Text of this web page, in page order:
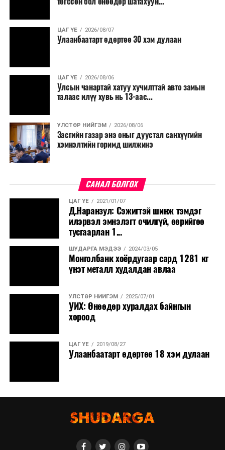
салбар бүрдээ урсгал зардлыг 20 хувиар бууруулах,
нөхөн томилгоо хийхгүй байх, аялал, амралт, зугаалга,
хамт олны урлаг, спортын арга хэмжээг зохион
байгуулахгүй байх, төрийн албанд шинэ орон тоо бий
сургалтыг цахим хэлбэрт шилжүүлэх, төрийн албан
хаагчдыг зарим өдрүүдэд цахимаар ажиллуулах арга
хэмжээг үргэлжлүүлэхийг үүрэг болголоо.
Төсвийн сахилга бат сайжирч, эдийн засгийн нөхцөл
байдал хэвийн болсон тохиолдолд эдгээр
хязгаарлалтыг үе шаттайгаар сулруулах юм.
ЦАГ ҮЕ 2026/08/07
Улаанбаатарт өдөртөө 30 хэм дулаан
ЦАГ ҮЕ 2026/08/06
Улсын чанартай хатуу хучилттай авто замын
талаас илүү хувь нь 13-аас...
УЛСТӨР НИЙГЭМ 2026/08/06
Засгийн газар энэ оныг дуустал санхүүгийн
хэмнэлтийн горимд шилжинэ
САНАЛ БОЛГОХ
ЦАГ ҮЕ 2021/01/07
Д.Наранзул: Сэжигтэй шинж тэмдэг
илэрвэл эмнэлэгт очилгүй, өөрийгөө
тусгаарлан 1...
ШУДАРГА МЭДЭЭ 2024/03/05
Монголбанк хоёрдугаар сард 1281 кг
үнэт металл худалдан авлаа
УЛСТӨР НИЙГЭМ 2025/07/01
УИХ: Өнөөдөр хуралдах байнгын
хороод
ЦАГ ҮЕ 2019/08/27
Улаанбаатарт өдөртөө 18 хэм дулаан